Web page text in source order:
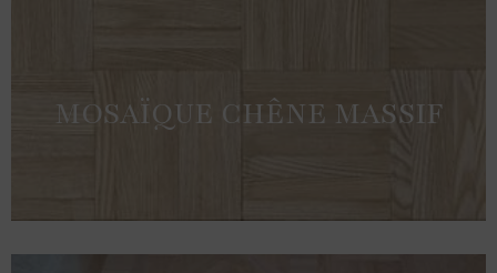
MOSAÏQUE CHÊNE MASSIF